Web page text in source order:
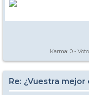
Karma: 0 -
Re: ¿Vuestra